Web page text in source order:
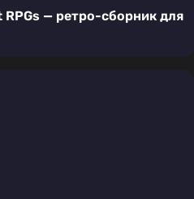
— ретро-сборник для